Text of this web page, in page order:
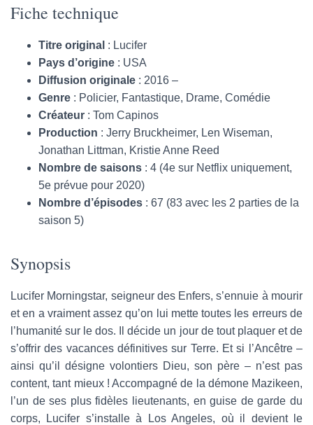
Fiche technique
Titre original : Lucifer
Pays d’origine : USA
Diffusion originale : 2016 –
Genre : Policier, Fantastique, Drame, Comédie
Créateur : Tom Capinos
Production : Jerry Bruckheimer, Len Wiseman,
Jonathan Littman, Kristie Anne Reed
Nombre de saisons : 4 (4e sur Netflix uniquement,
5e prévue pour 2020)
Nombre d’épisodes : 67 (83 avec les 2 parties de la
saison 5)
Synopsis
Lucifer Morningstar, seigneur des Enfers, s’ennuie à mourir
et en a vraiment assez qu’on lui mette toutes les erreurs de
l’humanité sur le dos. Il décide un jour de tout plaquer et de
s’offrir des vacances définitives sur Terre. Et si l’Ancêtre –
ainsi qu’il désigne volontiers Dieu, son père – n’est pas
content, tant mieux ! Accompagné de la démone Mazikeen,
l’un de ses plus fidèles lieutenants, en guise de garde du
corps, Lucifer s’installe à Los Angeles, où il devient le